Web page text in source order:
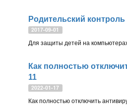
Родительский
2017-09-01
Как полностью
11
2022-01-17